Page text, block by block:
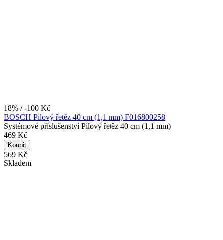
18% / -100 Kč
BOSCH Pilový řetěz 40 cm (1,1 mm) F016800258
Systémové příslušenství Pilový řetěz 40 cm (1,1 mm)
469 Kč
Koupit
569 Kč
Skladem